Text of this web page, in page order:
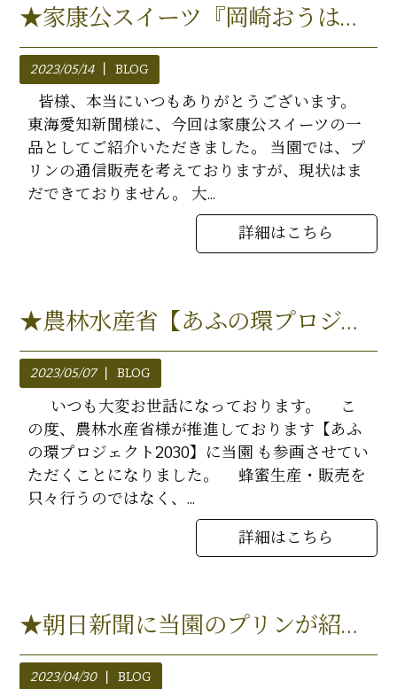
★家康公スイーツ『岡崎おうはん生はちみつプリン』★
2023/05/14 BLOG
皆様、本当にいつもありがとうございます。
東海愛知新聞様に、今回は家康公スイーツの一
品としてご紹介いただきました。 当園では、プ
リンの通信販売を考えておりますが、現状はま
だできておりません。 大...
詳細はこちら
★農林水産省【あふの環プロジェクト2030】に参画★
2023/05/07 BLOG
いつも大変お世話になっております。 こ
の度、農林水産省様が推進しております【あふ
の環プロジェクト2030】に当園 も参画させてい
ただくことになりました。 蜂蜜生産・販売を
只々行うのではなく、...
詳細はこちら
★朝日新聞に当園のプリンが紹介されました★
2023/04/30 BLOG